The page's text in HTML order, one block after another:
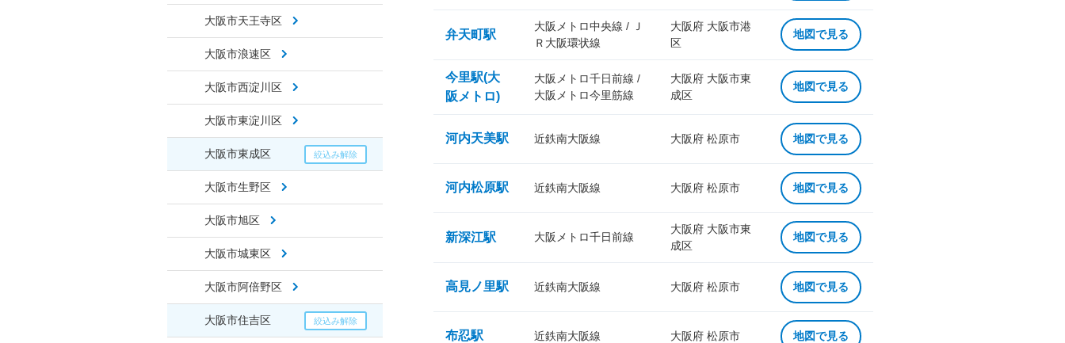
大阪市天王寺区
大阪市浪速区
大阪市西淀川区
大阪市東淀川区
大阪市東成区
大阪市生野区
大阪市旭区
大阪市城東区
大阪市阿倍野区
大阪市住吉区
弁天町駅
大阪メトロ中央線 / Ｊ
Ｒ大阪環状線
大阪府 大阪市港
区
地図で見る
今里駅(大
阪メトロ)
大阪メトロ千日前線 /
大阪メトロ今里筋線
大阪府 大阪市東
成区
地図で見る
河内天美駅 近鉄南大阪線 大阪府 松原市 地図で見る
河内松原駅 近鉄南大阪線 大阪府 松原市 地図で見る
新深江駅 大阪メトロ千日前線
大阪府 大阪市東
成区
地図で見る
高見ノ里駅 近鉄南大阪線 大阪府 松原市 地図で見る
布忍駅 近鉄南大阪線 大阪府 松原市 地図で見る